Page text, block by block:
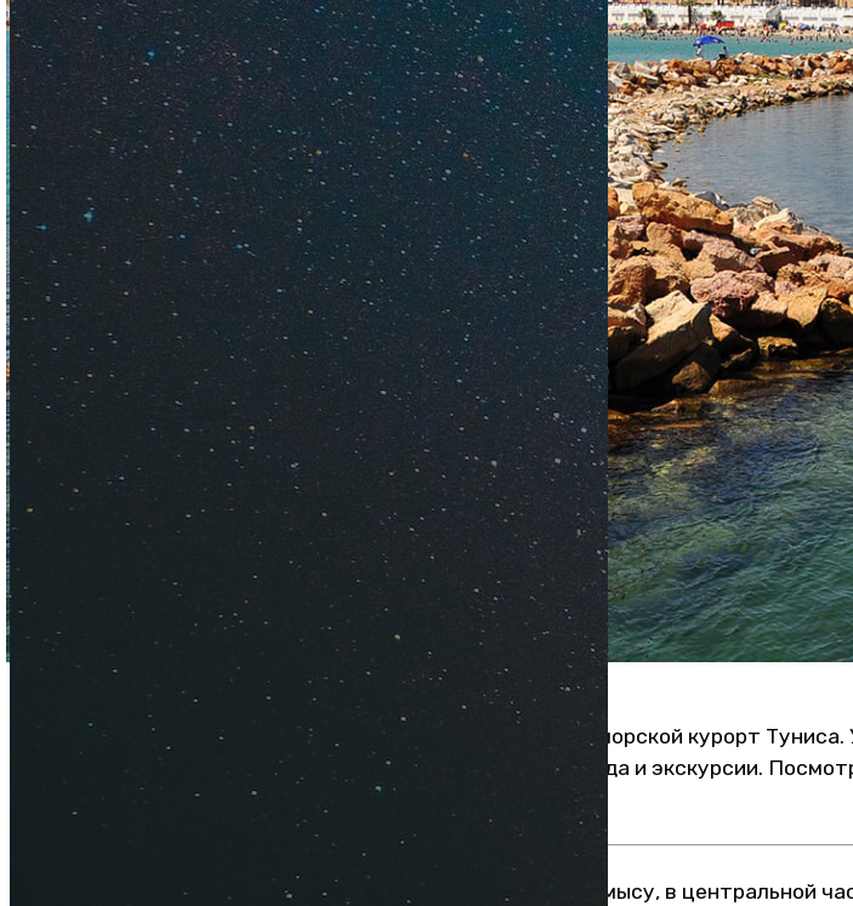
Монастир — популярный морской курорт
отели, пляжи и море, погода и экскурсии.
2026 году.
Монастир раскинулся на мысу, в центральной